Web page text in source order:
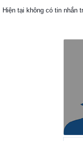
Hiện tại không có tin nhắn